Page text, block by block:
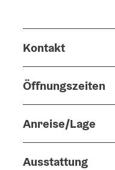
Kontakt
Öffnungszeiten
Anreise/Lage
Ausstattung